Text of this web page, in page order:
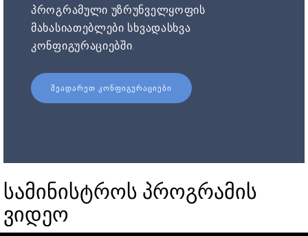
პროგრამული უზრუნველყოფის
მახასიათებლები სხვადასხვა
კონფიგურაციებში.
ᲨᲔᲐᲓᲐᲠᲔᲗ ᲙᲝᲜᲤᲘᲒᲣᲠᲐᲪᲘᲔᲑᲘ
სამინისტროს პროგრამის
ვიდეო